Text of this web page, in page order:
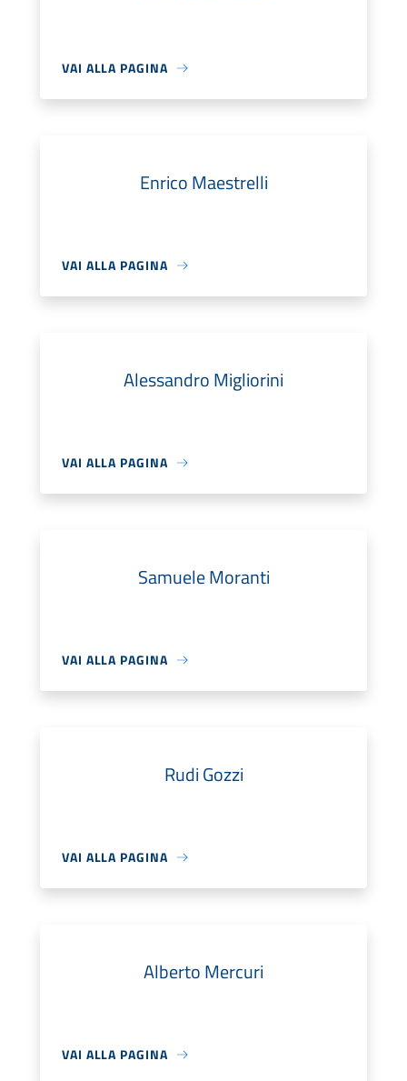
VAI ALLA PAGINA
Enrico Maestrelli
VAI ALLA PAGINA
Alessandro Migliorini
VAI ALLA PAGINA
Samuele Moranti
VAI ALLA PAGINA
Rudi Gozzi
VAI ALLA PAGINA
Alberto Mercuri
VAI ALLA PAGINA